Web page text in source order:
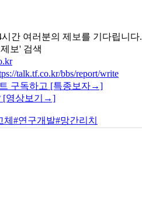
간 여러분의 제보를 기다립니다.
보' 검색
talk.tf.co.kr/bbs/report/write
구독하고 [특종보자→]
[영상보기→]
체 #연구개발#망간리치